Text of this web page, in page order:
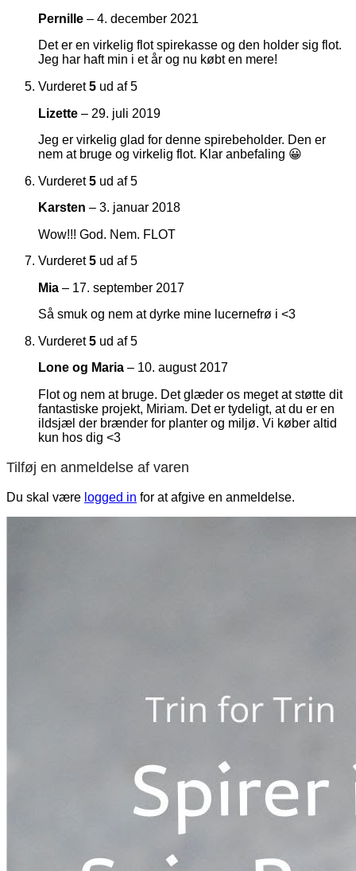
Pernille – 4. december 2021
Det er en virkelig flot spirekasse og den holder sig flot.
Jeg har haft min i et år og nu købt en mere!
Vurderet5 ud af 5
Lizette – 29. juli 2019
Jeg er virkelig glad for denne spirebeholder. Den er
nem at bruge og virkelig flot. Klar anbefaling 😀
Vurderet5 ud af 5
Karsten – 3. januar 2018
Wow!!! God. Nem. FLOT
Vurderet5 ud af 5
Mia – 17. september 2017
Så smuk og nem at dyrke mine lucernefrø i <3
Vurderet5 ud af 5
Lone og Maria – 10. august 2017
Flot og nem at bruge. Det glæder os meget at støtte dit
fantastiske projekt, Miriam. Det er tydeligt, at du er en
ildsjæl der brænder for planter og miljø. Vi køber altid
kun hos dig <3
Tilføj en anmeldelse af varen
Du skal være logged in for at afgive en anmeldelse.